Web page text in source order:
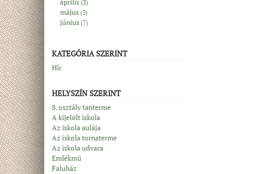
(3)
május (3)
június (7)
KATEGÓRIA SZERINT
Hír
HELYSZÍN SZERINT
8. osztály tanterme
A kijelölt iskola
Az iskola aulája
Az iskola tornaterme
Az iskola udvara
Emlékmű
Faluház